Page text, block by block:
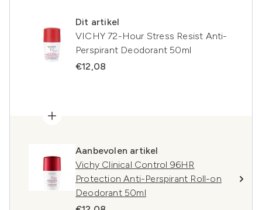
Dit artikel
VICHY 72-Hour Stress Resist Anti-
Perspirant Deodorant 50ml
€12,08
Aanbevolen artikel
Vichy Clinical Control 96HR
Protection Anti-Perspirant Roll-on
Deodorant 50ml